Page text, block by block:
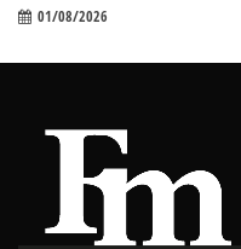
01/08/2026